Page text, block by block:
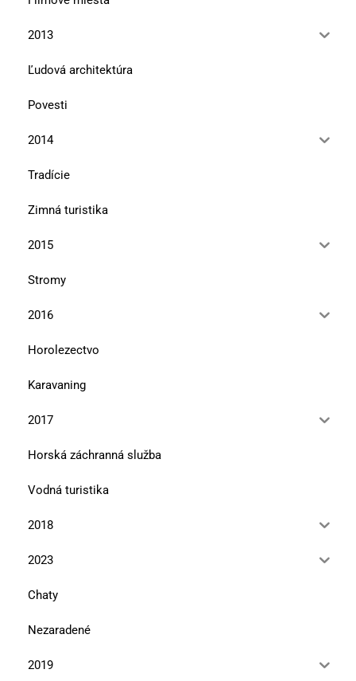
2013
Ľudová architektúra
Povesti
2014
Tradície
Zimná turistika
2015
Stromy
2016
Horolezectvo
Karavaning
2017
Horská záchranná služba
Vodná turistika
2018
2023
Chaty
Nezaradené
2019